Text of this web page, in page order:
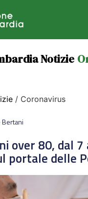
Notizie
/ Coronavirus
Bertani
over 80, dal
portale delle